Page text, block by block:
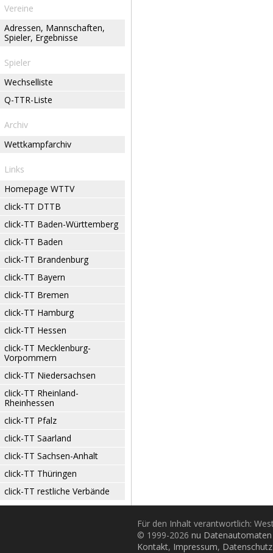
Vereine
Adressen, Mannschaften,
Spieler, Ergebnisse
Spieler
Wechselliste
Q-TTR-Liste
Archiv
Wettkampfarchiv
Links
Homepage WTTV
click-TT DTTB
click-TT Baden-Württemberg
click-TT Baden
click-TT Brandenburg
click-TT Bayern
click-TT Bremen
click-TT Hamburg
click-TT Hessen
click-TT Mecklenburg-
Vorpommern
click-TT Niedersachsen
click-TT Rheinland-
Rheinhessen
click-TT Pfalz
click-TT Saarland
click-TT Sachsen-Anhalt
click-TT Thüringen
click-TT restliche Verbände
Für den Inhalt verantwortlich:
© 1999-2026 nu
Kontakt, Impressum, Datenschutz